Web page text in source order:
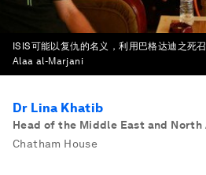
ISIS可能以复仇的名义，利用巴格达迪之死召
Alaa al-Marjani
Dr Lina Khatib
Head of the Middle East and
Chatham House